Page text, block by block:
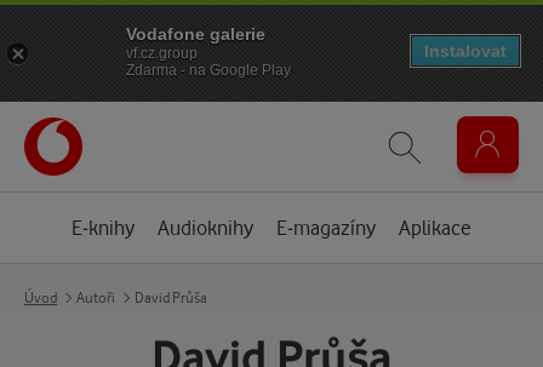
E-knihy Audioknihy E-magazíny Aplikace
Úvod Autoři David Průša
David Průša
Vodafone galerie
vf.cz.group
Zdarma - na Google Play
Instalovat